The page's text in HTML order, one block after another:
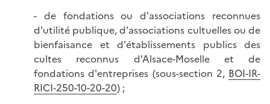
- de fondations ou d'associations reconnues
d'utilité publique, d'associations cultuelles ou de
bienfaisance et d'établissements publics des
cultes reconnus d'Alsace-Moselle et de
fondations d'entreprises (sous-section 2, BOI-IR-
RICI-250-10-20-20) ;